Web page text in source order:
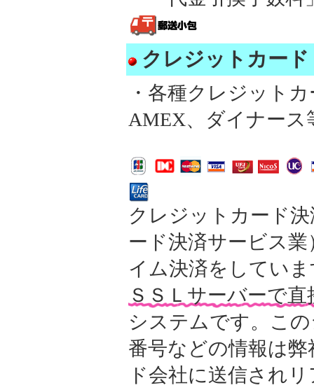
クレジットカード
・各種クレジット
AMEX、ダイナース
クレジットカード
ード決済サービス
イム決済をしてい
ＳＳＬサーバーで
システムです。こ
番号などの情報は
ド会社に送信され